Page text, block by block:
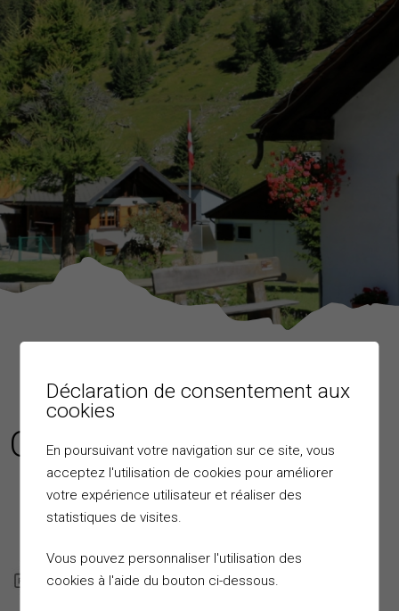
CIMETIÈRES
Déclaration de consentement aux
cookies
En poursuivant votre navigation sur ce site, vous
acceptez l'utilisation de cookies pour améliorer
votre expérience utilisateur et réaliser des
statistiques de visites.
Vous pouvez personnaliser l'utilisation des
cookies à l'aide du bouton ci-dessous.